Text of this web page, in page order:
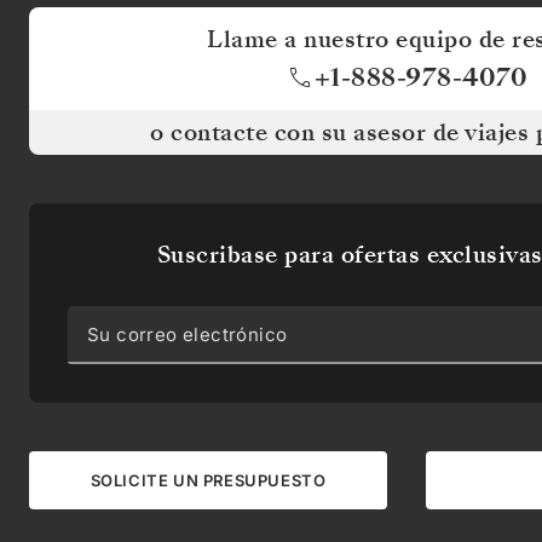
Llame a nuestro equipo de
+1-888-978-4070
o contacte con su asesor de
Suscribase para ofertas
SOLICITE UN PRESUPUESTO
reciba
le
saturaremos